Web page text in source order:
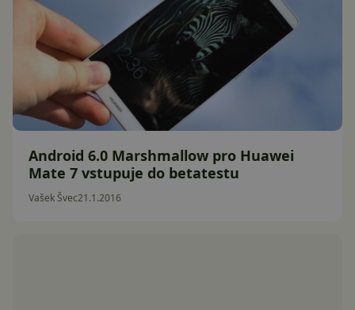
Android 6.0 Marshmallow pro Huawei
Mate 7 vstupuje do betatestu
Vašek Švec21.1.2016